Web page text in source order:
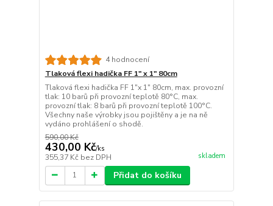
4 hodnocení
Tlaková flexi hadička FF 1" x 1" 80cm
Tlaková flexi hadička FF 1"x 1" 80cm, max. provozní
tlak: 10 barů při provozní teplotě 80°C, max.
provozní tlak: 8 barů při provozní teplotě 100°C.
Všechny naše výrobky jsou pojištěny a je na ně
vydáno prohlášení o shodě.
590,00 Kč
430,00 Kč/ks
355,37 Kč bez DPH skladem
Přidat do košíku